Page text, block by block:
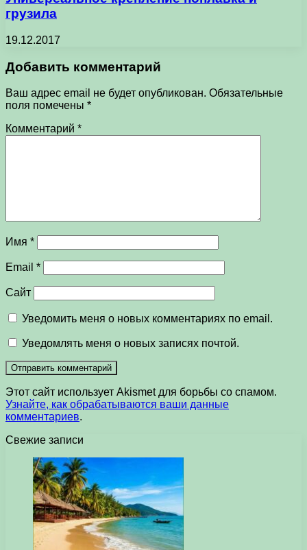
грузила
19.12.2017
Добавить комментарий
Ваш адрес email не будет опубликован. Обязательные
поля помечены *
Комментарий *
Имя *
Email *
Сайт
Уведомить меня о новых комментариях по email.
Уведомлять меня о новых записях почтой.
Этот сайт использует Akismet для борьбы со спамом.
Узнайте, как обрабатываются ваши данные
комментариев.
Свежие записи